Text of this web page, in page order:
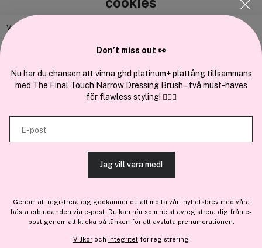
Vi använder enhetsidentifierare för att anpassa innehållet och
och annan information från din enhet till de sociala medier och annons-
och analysföretag som vi samarbetar med. Dessa kan i sin tur
kombinera informationen med annan information som du har
tillhandahållit eller som de har samlat in när du har använt deras
tjänster.
TILLÅT ALLA COOKIES
VISA DETALJER
Cocopanda.se
Om oss
Brandsdal Group AS
För personlig vägledning om professionella hårprodukter, klicka
här.
Don’t miss out 👀
Nu har du chansen att vinna ghd platinum+ plattång tillsammans
med The Final Touch Narrow Dressing Brush – två must-haves
för flawless styling! 💇‍♀️✨
E-post
Jag vill vara med!
Genom att registrera dig godkänner du att motta vårt nyhetsbrev med våra
bästa erbjudanden via e-post. Du kan när som helst avregistrera dig från e-
post genom att klicka på länken för att avsluta prenumerationen.
Villkor och integritet för registrering